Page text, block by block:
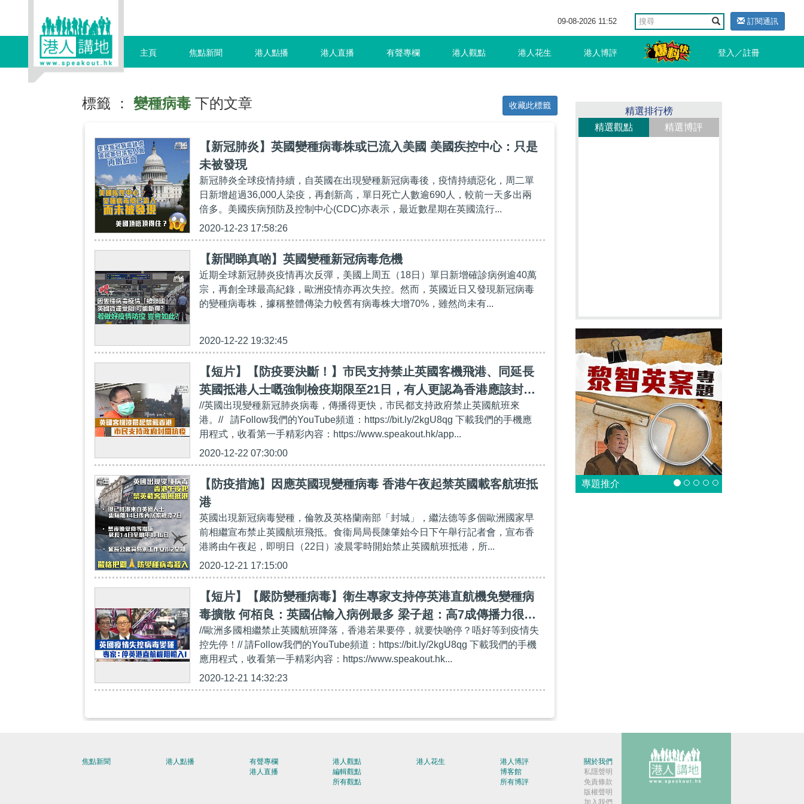
09-08-2026 11:52 訂閱通訊
主頁 焦點新聞 港人點播 港人直播 有聲專欄 港人觀點 港人花生 港人博評 登入／註冊
標籤 ： 變種病毒 下的文章 收藏此標籤
【新冠肺炎】英國變種病毒株或已流入美國 美國疾控中心：只是
未被發現
新冠肺炎全球疫情持續，自英國在出現變種新冠病毒後，疫情持續惡化，周二單
日新增超過36,000人染疫，再創新高，單日死亡人數逾690人，較前一天多出兩
倍多。美國疾病預防及控制中心(CDC)亦表示，最近數星期在英國流行...
2020-12-23 17:58:26
【新聞睇真啲】英國變種新冠病毒危機
近期全球新冠肺炎疫情再次反彈，美國上周五（18日）單日新增確診病例逾40萬
宗，再創全球最高紀錄，歐洲疫情亦再次失控。然而，英國近日又發現新冠病毒
的變種病毒株，據稱整體傳染力較舊有病毒株大增70%，雖然尚未有...
2020-12-22 19:32:45
【短片】【防疫要決斷！】市民支持禁止英國客機飛港、同延長
英國抵港人士嘅強制檢疫期限至21日，有人更認為香港應該封關
以防變種病毒入侵
//英國出現變種新冠肺炎病毒，傳播得更快，市民都支持政府禁止英國航班來
港。// 請Follow我們的YouTube頻道：https://bit.ly/2kgU8qg 下載我們的手機應
用程式，收看第一手精彩內容：https://www.speakout.hk/app...
2020-12-22 07:30:00
【防疫措施】因應英國現變種病毒 香港午夜起禁英國載客航班抵
港
英國出現新冠病毒變種，倫敦及英格蘭南部「封城」，繼法德等多個歐洲國家早
前相繼宣布禁止英國航班飛抵。食衞局局長陳肇始今日下午舉行記者會，宣布香
港將由午夜起，即明日（22日）凌晨零時開始禁止英國航班抵港，所...
2020-12-21 17:15:00
【短片】【嚴防變種病毒】衛生專家支持停英港直航機免變種病
毒擴散 何栢良：英國佔輸入病例最多 梁子超：高7成傳播力很凶
險、一旦邊防失守、疫情或失控
//歐洲多國相繼禁止英國航班降落，香港若果要停，就要快啲停？唔好等到疫情失
控先停！// 請Follow我們的YouTube頻道：https://bit.ly/2kgU8qg 下載我們的手機
應用程式，收看第一手精彩內容：https://www.speakout.hk...
2020-12-21 14:32:23
精選排行榜
精選觀點
精選博評
專題推介
焦點新聞 港人點播
有聲專欄
港人直播
港人觀點
編輯觀點
所有觀點
港人花生
港人博評
博客館
所有博評
關於我們
私隱聲明
免責條款
版權聲明
加入我們